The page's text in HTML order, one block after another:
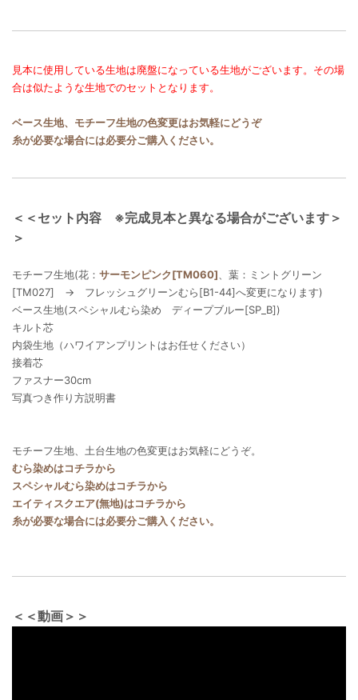
見本に使用している生地は廃盤になっている生地がございます。その場
合は似たような生地でのセットとなります。
ベース生地、モチーフ生地の色変更はお気軽にどうぞ
糸が必要な場合には必要分ご購入ください。
＜＜セット内容 ※完成見本と異なる場合がございます＞
＞
モチーフ生地(花： サーモンピンク[TM060] 、葉：ミントグリーン
[TM027] → フレッシュグリーンむら[B1-44]へ変更になります)
ベース生地(スペシャルむら染め ディープブルー[SP_B])
キルト芯
内袋生地（ハワイアンプリントはお任せください）
接着芯
ファスナー30cm
写真つき作り方説明書
モチーフ生地、土台生地の色変更はお気軽にどうぞ。
むら染めはコチラから
スペシャルむら染めはコチラから
エイティスクエア(無地)はコチラから
糸が必要な場合には必要分ご購入ください。
＜＜動画＞＞